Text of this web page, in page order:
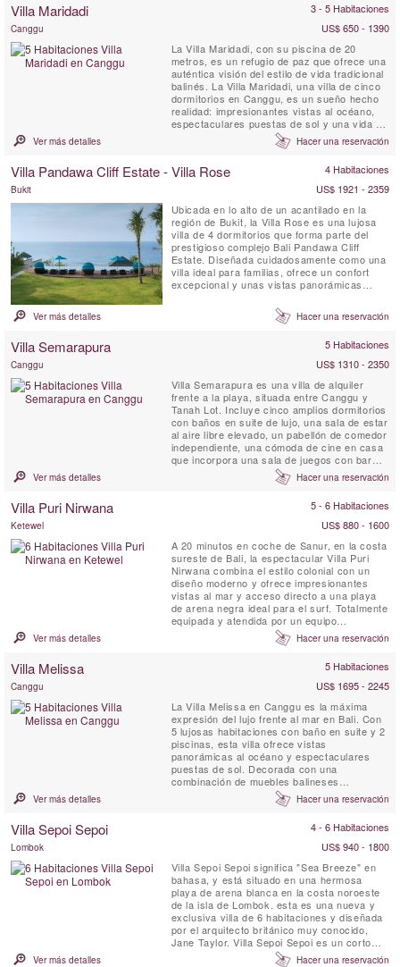
Villa Maridadi 3 - 5 Habitaciones
Canggu
US$ 650 - 1390
La Villa Maridadi, con su piscina de 20
metros, es un refugio de paz que ofrece una
auténtica visión del estilo de vida tradicional
balinés. La Villa Maridadi, una villa de cinco
dormitorios en Canggu, es un sueño hecho
realidad: impresionantes vistas al océano,
espectaculares puestas de sol y una vida de
lujo al aire libre entre vibrantes campos de
arroz verdes y palmeras susurrantes. La
de las playas de arena negra de Cemagi y
Ver más detalles Hacer una reservación
Villa Pandawa Cliff Estate - Villa Rose 4 Habitaciones
Bukit
US$ 1921 - 2359
Ubicada en lo alto de un acantilado en la
región de Bukit, la Villa Rose es una lujosa
villa de 4 dormitorios que forma parte del
prestigioso complejo Bali Pandawa Cliff
Estate. Diseñada cuidadosamente como una
villa ideal para familias, ofrece un confort
excepcional y unas vistas panorámicas
finca, las aguas cristalinas protegidas por
arrecifes y las playas de arena blanca de
Ver más detalles Hacer una reservación
Villa Semarapura 5 Habitaciones
Canggu
US$ 1310 - 2350
Villa Semarapura es una villa de alquiler
frente a la playa, situada entre Canggu y
Tanah Lot. Incluye cinco amplios dormitorios
con baños en suite de lujo, una sala de estar
al aire libre elevado, un pabellón de comedor
independiente, una cómoda de cine en casa
que incorpora una sala de juegos con bar
incorporado, y una cocina característica.
Vistas al mar y magníficas puestas de sol de
Ver más detalles Hacer una reservación
Villa Puri Nirwana 5 - 6 Habitaciones
Ketewel
US$ 880 - 1600
A 20 minutos en coche de Sanur, en la costa
sureste de Bali, la espectacular Villa Puri
Nirwana combina el estilo colonial con un
diseño moderno y ofrece impresionantes
vistas al mar y acceso directo a una playa
de arena negra ideal para el surf. Totalmente
equipada y atendida por un equipo
profesional de personal, esta villa puede
alojar cómodamente hasta 20 personas en
de estar, una sala multimedia, pabellones
Ver más detalles Hacer una reservación
Villa Melissa 5 Habitaciones
Canggu
US$ 1695 - 2245
La Villa Melissa en Canggu es la máxima
expresión del lujo frente al mar en Bali. Con
5 lujosas habitaciones con baño en suite y 2
piscinas, esta villa ofrece vistas
panorámicas al océano y espectaculares
puestas de sol. Decorada con una
combinación de muebles balineses
contemporáneos y antigüedades, la Villa
Melissa presenta un ambiente moderno y
se sentirá como en casa, pero con la ventaja
de contar con un mayordomo, servicio ...
Ver más detalles Hacer una reservación
Villa Sepoi Sepoi 4 - 6 Habitaciones
Lombok
US$ 940 - 1800
Villa Sepoi Sepoi significa "Sea Breeze" en
bahasa, y está situado en una hermosa
playa de arena blanca en la costa noroeste
de la isla de Lombok. esta es una nueva y
exclusiva villa de 6 habitaciones y diseñada
por el arquitecto británico muy conocido,
Jane Taylor. Villa Sepoi Sepoi es un corto
vuelo desde Bali, Perth y Singapur.
Ver más detalles Hacer una reservación